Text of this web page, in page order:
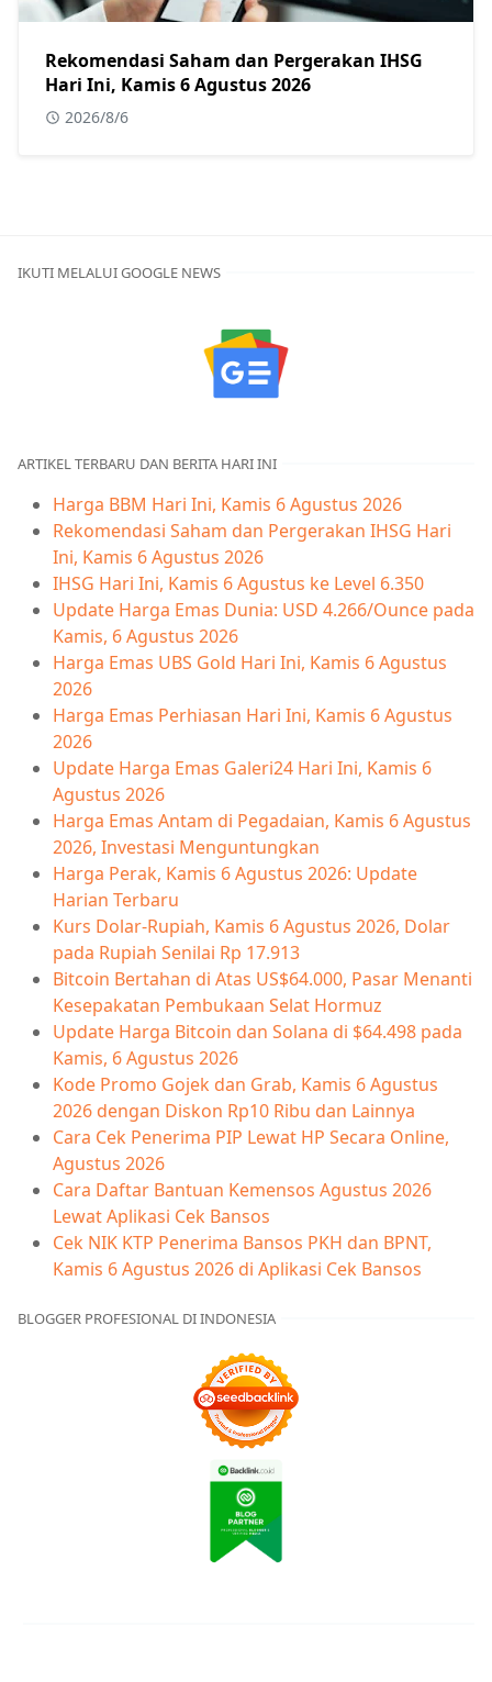
Rekomendasi Saham dan Pergerakan IHSG
Hari Ini, Kamis 6 Agustus 2026
2026/8/6
IKUTI MELALUI GOOGLE NEWS
ARTIKEL TERBARU DAN BERITA HARI INI
Harga BBM Hari Ini, Kamis 6 Agustus 2026
Rekomendasi Saham dan Pergerakan IHSG Hari
Ini, Kamis 6 Agustus 2026
IHSG Hari Ini, Kamis 6 Agustus ke Level 6.350
Update Harga Emas Dunia: USD 4.266/Ounce pada
Kamis, 6 Agustus 2026
Harga Emas UBS Gold Hari Ini, Kamis 6 Agustus
2026
Harga Emas Perhiasan Hari Ini, Kamis 6 Agustus
2026
Update Harga Emas Galeri24 Hari Ini, Kamis 6
Agustus 2026
Harga Emas Antam di Pegadaian, Kamis 6 Agustus
2026, Investasi Menguntungkan
Harga Perak, Kamis 6 Agustus 2026: Update
Harian Terbaru
Kurs Dolar-Rupiah, Kamis 6 Agustus 2026, Dolar
pada Rupiah Senilai Rp 17.913
Bitcoin Bertahan di Atas US$64.000, Pasar Menanti
Kesepakatan Pembukaan Selat Hormuz
Update Harga Bitcoin dan Solana di $64.498 pada
Kamis, 6 Agustus 2026
Kode Promo Gojek dan Grab, Kamis 6 Agustus
2026 dengan Diskon Rp10 Ribu dan Lainnya
Cara Cek Penerima PIP Lewat HP Secara Online,
Agustus 2026
Cara Daftar Bantuan Kemensos Agustus 2026
Lewat Aplikasi Cek Bansos
Cek NIK KTP Penerima Bansos PKH dan BPNT,
Kamis 6 Agustus 2026 di Aplikasi Cek Bansos
BLOGGER PROFESIONAL DI INDONESIA